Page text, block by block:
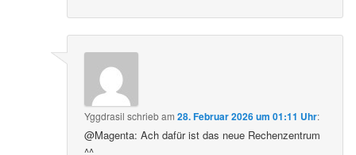
Yggdrasil schriebam28. Februar 2026 um 01:11 Uhr:
@Magenta: Ach dafür ist das neue Rechenzentrum
^^